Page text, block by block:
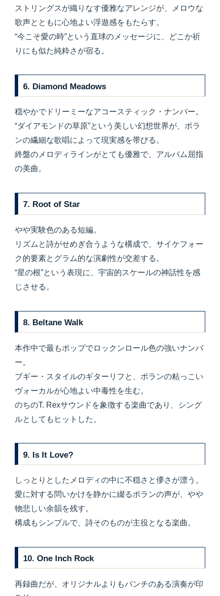
ストリングスが織りなす優雅なアレンジが、メロウな
歌声とともに心地よい浮遊感をもたらす。
“今こそ愛の時”という直球のメッセージに、どこか祈
りにも似た純粋さが宿る。
6. Diamond Meadows
穏やかでドリーミーなアコースティック・ナンバー。
“ダイアモンドの草原”という美しい幻想世界が、ボラ
ンの繊細な歌唱によって現実感を帯びる。
終盤のメロディラインがとても優雅で、アルバム屈指
の美曲。
7. Root of Star
やや実験色のある短編。
リズムと詩がせめぎ合うような構成で、サイケフォー
ク的要素とグラム的な演劇性が交差する。
“星の根”という表現に、宇宙的スケールの神話性を感
じさせる。
8. Beltane Walk
本作中で最もポップでロックンロール色の強いナンバ
ー。
ブギー・スタイルのギターリフと、ボランの粘っこい
ヴォーカルが心地よい中毒性を生む。
のちのT. Rexサウンドを象徴する楽曲であり、シング
ルとしてもヒットした。
9. Is It Love?
しっとりとしたメロディの中に不穏さと儚さが漂う。
愛に対する問いかけを静かに綴るボランの声が、やや
物悲しい余韻を残す。
構成もシンプルで、詩そのものが主役となる楽曲。
10. One Inch Rock
再録曲だが、オリジナルよりもパンチのある演奏が印